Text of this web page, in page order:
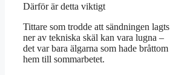
Därför är detta viktigt
Tittare som trodde att sändningen lagts
ner av tekniska skäl kan vara lugna –
det var bara älgarna som hade bråttom
hem till sommarbetet.